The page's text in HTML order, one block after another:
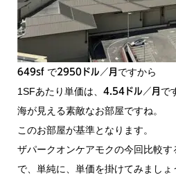
649sfで2950ドル／月 ですから
1SFあたり単価は、 4.54ドル／月 で
海が見える素敵なお部屋ですね。
このお部屋が基準となります。
ザパークオンケアモクの今回比較
で、単純に、単価を掛けてみましょ